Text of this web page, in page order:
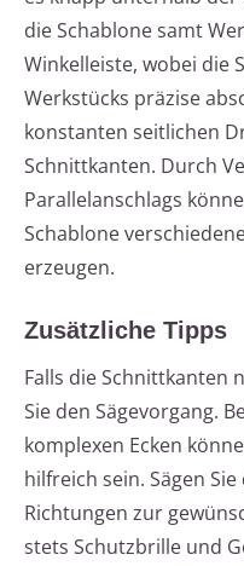
die Schablone samt
Winkelleiste, wobei die
Werkstücks präzise
konstanten seitlichen
Schnittkanten. Durch
Parallelanschlags
Schablone
erzeugen.
Zusätzliche Tipps
Falls die Schnittkanten
Sie den Sägevorgang.
komplexen Ecken
hilfreich sein. Sägen
Richtungen zur
stets Schutzbrille und